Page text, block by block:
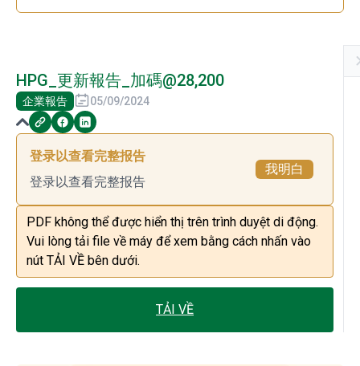
HPG_更新報告_加碼@28,200
企業報告 05/09/2024
登录以查看完整报告
登录以查看完整报告
我明白
PDF không thể được hiển thị trên trình duyệt di động.
Vui lòng tải file về máy để xem bằng cách nhấn vào
nút TẢI VỀ bên dưới.
TẢI VỀ